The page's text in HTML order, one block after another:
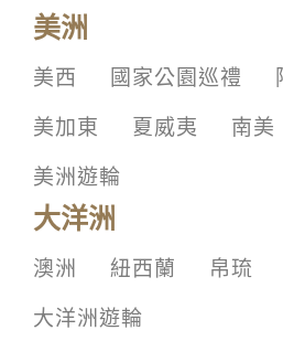
美洲
美西 國家公園巡禮
美加東
夏威夷 南美
美洲遊輪
大洋洲
澳洲 紐西蘭 帛琉
大洋洲遊輪